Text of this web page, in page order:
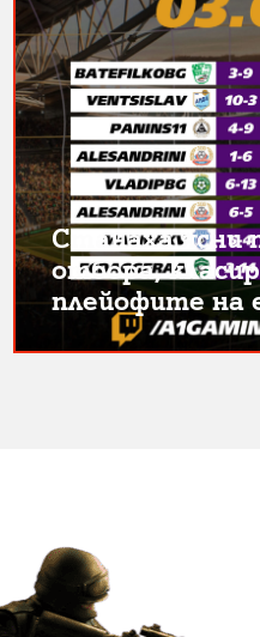
Станаха ясни
отбора,
плейофите на